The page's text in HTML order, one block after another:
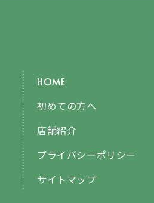
HOME
初めての方へ
店舗紹介
プライバシーポリシー
サイトマップ